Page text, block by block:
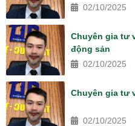
02/10/2025
Chuyên gia tư
động sản
02/10/2025
Chuyên gia tư
02/10/2025